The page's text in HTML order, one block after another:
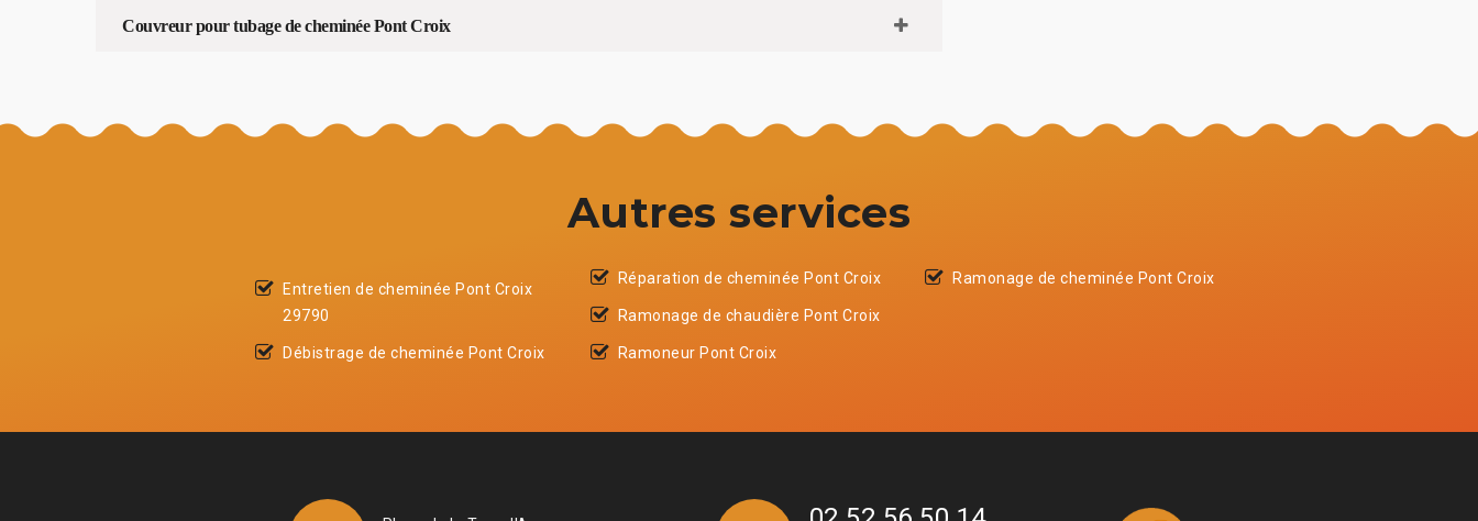
Couvreur pour tubage de cheminée Pont Croix
Autres services
Entretien de cheminée Pont Croix
29790
Débistrage de cheminée Pont Croix
Réparation de cheminée Pont Croix
Ramonage de chaudière Pont Croix
Ramoneur Pont Croix
Ramonage de cheminée Pont Croix